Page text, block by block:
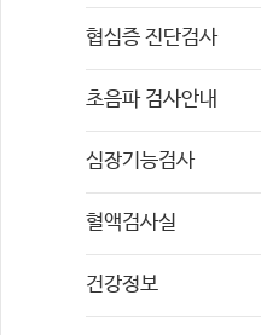
협심증 진단검사
초음파 검사안내
심장기능검사
혈액검사실
건강정보